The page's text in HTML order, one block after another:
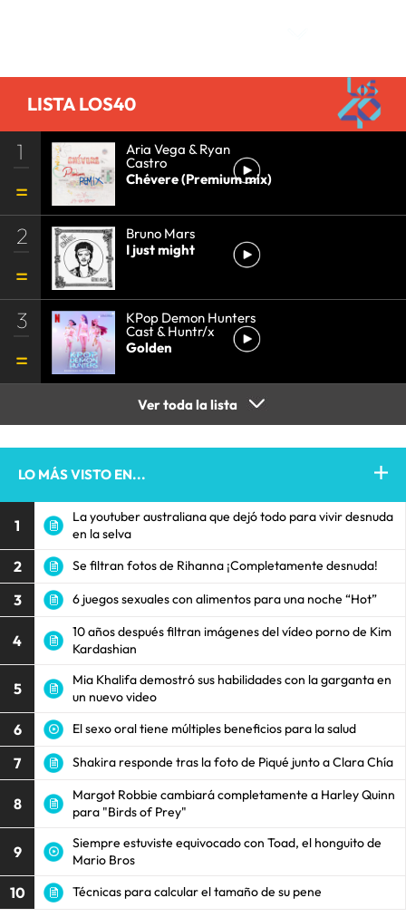
LISTA LOS40
1 Aria Vega & Ryan
Castro
Chévere (Premium mix)
2
Bruno Mars
I just might
3 KPop Demon Hunters
Cast & Huntr/x
Golden
Ver toda la lista
LO MÁS VISTO EN...
1
La youtuber australiana que dejó todo para vivir desnuda
en la selva
2 Se filtran fotos de Rihanna ¡Completamente desnuda!
3 6 juegos sexuales con alimentos para una noche “Hot”
4
10 años después filtran imágenes del vídeo porno de Kim
Kardashian
5
Mia Khalifa demostró sus habilidades con la garganta en
un nuevo video
6 El sexo oral tiene múltiples beneficios para la salud
7 Shakira responde tras la foto de Piqué junto a Clara Chía
8
Margot Robbie cambiará completamente a Harley Quinn
para "Birds of Prey"
9
Siempre estuviste equivocado con Toad, el honguito de
Mario Bros
10 Técnicas para calcular el tamaño de su pene